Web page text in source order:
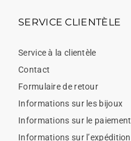
SERVICE CLIENTÈLE
Service à la clientèle
Contact
Formulaire de retour
Informations sur les bijoux
Informations sur le paiement
Informations sur l’expédition